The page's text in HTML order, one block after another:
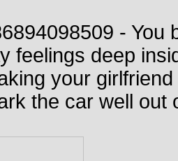
- You
feelings deep
your
the car well out